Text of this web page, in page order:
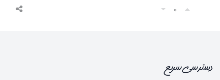
0
دسترسی سریع